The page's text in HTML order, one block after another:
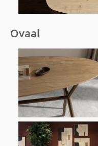
Ovaal